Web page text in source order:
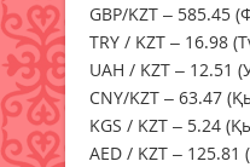
GBP/KZT – 585.45
TRY / KZT – 16.98
UAH / KZT – 12.51
CNY/KZT – 63.47
KGS / KZT – 5.24
AED / KZT –